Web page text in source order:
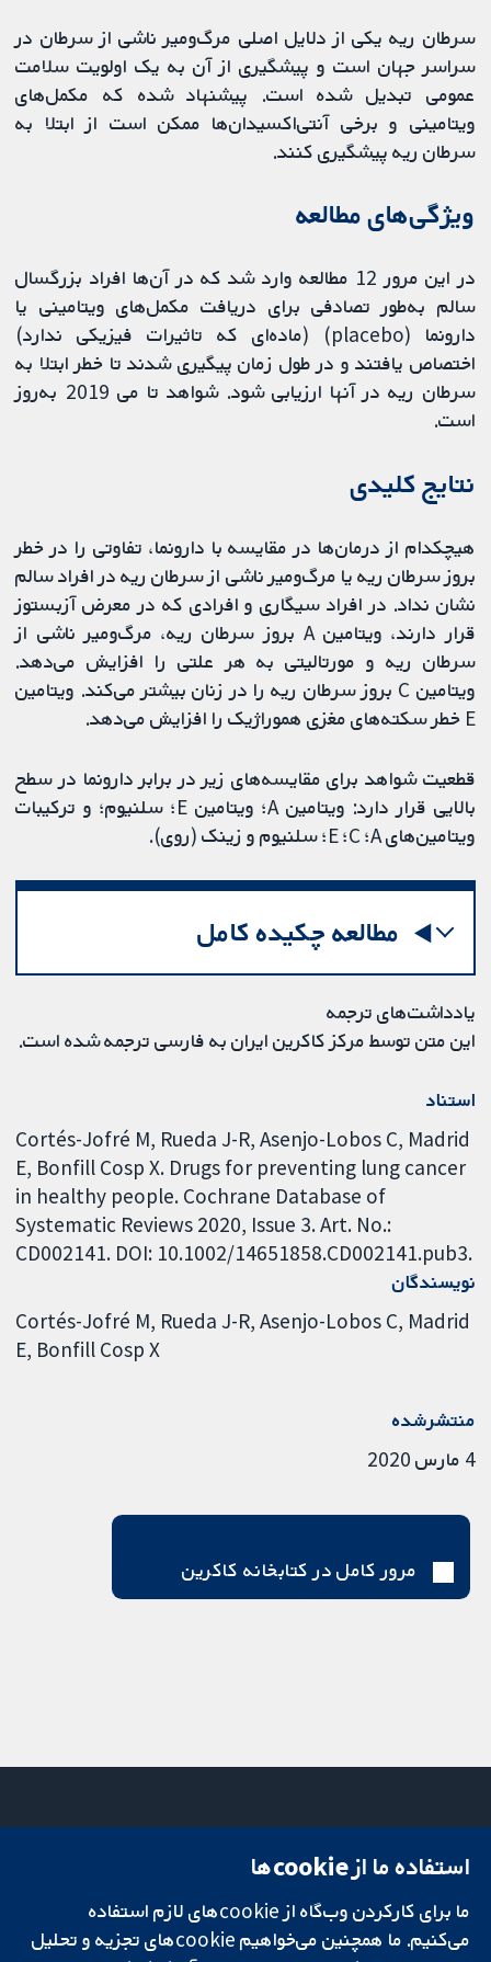
سرطان ریه یکی از دلایل اصلی مرگ‌ومیر ناشی از سرطان در
سراسر جهان است و پیشگیری از آن به یک اولویت سلامت
عمومی تبدیل شده است. پیشنهاد شده که مکمل‌های
ویتامینی و برخی آنتی‌اکسیدان‌ها ممکن است از ابتلا به
سرطان ریه پیشگیری کنند.
ویژگی‌های مطالعه
در این مرور 12 مطالعه وارد شد که در آن‌ها افراد بزرگسال
سالم به‌طور تصادفی برای دریافت مکمل‌های ویتامینی یا
دارونما (placebo) (ماده‌ای که تاثیرات فیزیکی ندارد)
اختصاص یافتند و در طول زمان پیگیری شدند تا خطر ابتلا به
سرطان ریه در آنها ارزیابی شود. شواهد تا می 2019 به‌روز
است.
نتایج کلیدی
هیچکدام از درمان‌ها در مقایسه با دارونما، تفاوتی را در خطر
بروز سرطان ریه یا مرگ‌ومیر ناشی از سرطان ریه در افراد سالم
نشان نداد. در افراد سیگاری و افرادی که در معرض آزبستوز
قرار دارند، ویتامین A بروز سرطان ریه، مرگ‌ومیر ناشی از
سرطان ریه و مورتالیتی به هر علتی را افزایش می‌دهد.
ویتامین C بروز سرطان ریه را در زنان بیشتر می‌کند. ویتامین
E خطر سکته‌های مغزی هموراژیک را افزایش می‌دهد.
قطعیت شواهد برای مقایسه‌های زیر در برابر دارونما در سطح
بالایی قرار دارد: ویتامین A؛ ویتامین E؛ سلنیوم؛ و ترکیبات
ویتامین‌های A؛ C؛ E؛ سلنیوم و زینک (روی).
مطالعه چکیده کامل
یادداشت‌های ترجمه
این متن توسط مرکز کاکرین ایران به فارسی ترجمه شده است.
استناد
Cortés-Jofré M, Rueda J-R, Asenjo-Lobos C, Madrid
E, Bonfill Cosp X. Drugs for preventing lung cancer
in healthy people. Cochrane Database of
Systematic Reviews 2020, Issue 3. Art. No.:
CD002141. DOI: 10.1002/14651858.CD002141.pub3.
نویسندگان
Cortés-Jofré M Rueda J-R Asenjo-Lobos C Madrid
E Bonfill Cosp X
منتشرشده
4 مارس 2020
مرور کامل در کتابخانه کاکرین
تحقیقات قابل
اعتماد.
تصمیم‌گیری آگاهانه.
میدان کاوندیش
لندن
W1G 0AN
دفتر رسانه‌ای
درباره ما
استفاده ما از cookie‌ها
ما برای کارکردن وب‌گاه از cookie‌های لازم استفاده
می‌کنیم. ما همچنین می‌خواهیم cookie‌های تجزیه و تحلیل